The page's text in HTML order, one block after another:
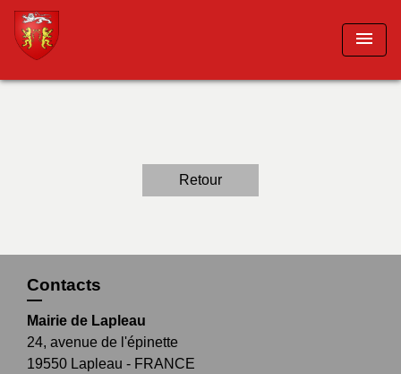
menu
Retour
Contacts
Mairie de Lapleau
24, avenue de l'épinette
19550 Lapleau - FRANCE